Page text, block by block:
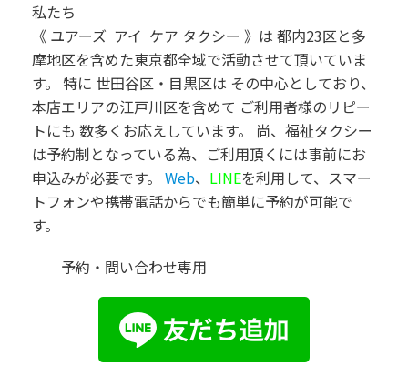
私たち
《 ユアーズ アイ ケア タクシー 》 は 都内23区と多
摩地区を含めた東京都全域で活動させて頂いていま
す。
特に 世田谷区・目黒区は その中心としており、
本店エリアの江戸川区を含めて ご利用者様のリピー
トにも 数多くお応えしています。
尚、福祉タクシー
は予約制となっている為、ご利用頂くには事前にお
申込みが必要です。 Web、 LINEを利用して、スマー
トフォンや携帯電話からでも簡単に予約が可能で
す。
予約・問い合わせ専用